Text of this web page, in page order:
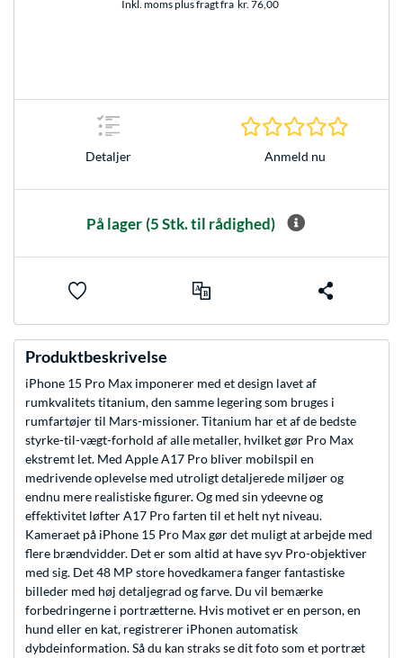
Inkl. moms plus fragt fra kr. 76,00
Detaljer Anmeld nu
På lager (5 Stk. til rådighed)
Produktbeskrivelse
iPhone 15 Pro Max imponerer med et design lavet af
rumkvalitets titanium, den samme legering som bruges i
rumfartøjer til Mars-missioner. Titanium har et af de bedste
styrke-til-vægt-forhold af alle metaller, hvilket gør Pro Max
ekstremt let. Med Apple A17 Pro bliver mobilspil en
medrivende oplevelse med utroligt detaljerede miljøer og
endnu mere realistiske figurer. Og med sin ydeevne og
effektivitet løfter A17 Pro farten til et helt nyt niveau.
Kameraet på iPhone 15 Pro Max gør det muligt at arbejde med
flere brændvidder. Det er som altid at have syv Pro-objektiver
med sig. Det 48 MP store hovedkamera fanger fantastiske
billeder med høj detaljegrad og farve. Du vil bemærke
forbedringerne i portrætterne. Hvis motivet er en person, en
hund eller en kat, registrerer iPhonen automatisk
dybdeinformation. Så du kan straks se dit foto som et portræt